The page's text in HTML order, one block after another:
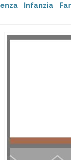
Infanzia